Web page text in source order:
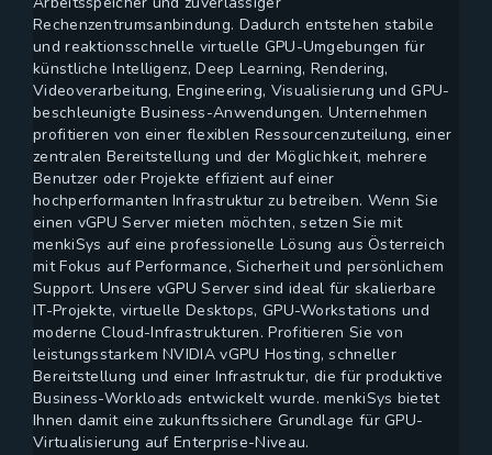
Rechenzentrumsanbindung. Dadurch entstehen stabile
und reaktionsschnelle virtuelle GPU-Umgebungen für
künstliche Intelligenz, Deep Learning, Rendering,
Videoverarbeitung, Engineering, Visualisierung und GPU-
beschleunigte Business-Anwendungen. Unternehmen
profitieren von einer flexiblen Ressourcenzuteilung, einer
zentralen Bereitstellung und der Möglichkeit, mehrere
Benutzer oder Projekte effizient auf einer
hochperformanten Infrastruktur zu betreiben. Wenn Sie
einen vGPU Server mieten möchten, setzen Sie mit
menkiSys auf eine professionelle Lösung aus Österreich
mit Fokus auf Performance, Sicherheit und persönlichem
Support. Unsere vGPU Server sind ideal für skalierbare
IT-Projekte, virtuelle Desktops, GPU-Workstations und
moderne Cloud-Infrastrukturen. Profitieren Sie von
leistungsstarkem NVIDIA vGPU Hosting, schneller
Bereitstellung und einer Infrastruktur, die für produktive
Business-Workloads entwickelt wurde. menkiSys bietet
Ihnen damit eine zukunftssichere Grundlage für GPU-
Virtualisierung auf Enterprise-Niveau.